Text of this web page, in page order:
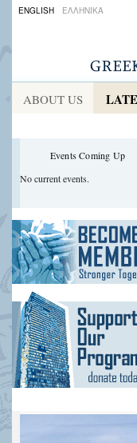
ENGLISH ΕΛΛΗΝΙΚΑ
ABOUT US
Events Coming Up
No current events.